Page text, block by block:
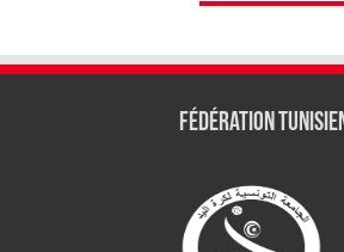
Fédération